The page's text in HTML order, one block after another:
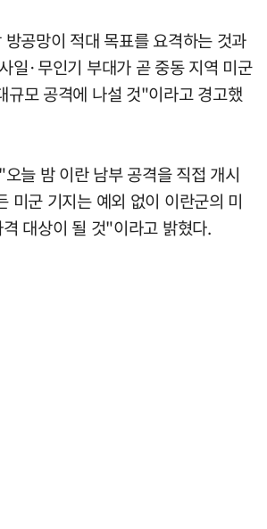
공망이 적대 목표를 요격하는 것과
일·무인기 부대가 곧 중동 지역 미군
규모 공격에 나설 것"이라고 경고했
늘 밤 이란 남부 공격을 직접 개시
미군 기지는 예외 없이 이란군의 미
대상이 될 것"이라고 밝혔다.